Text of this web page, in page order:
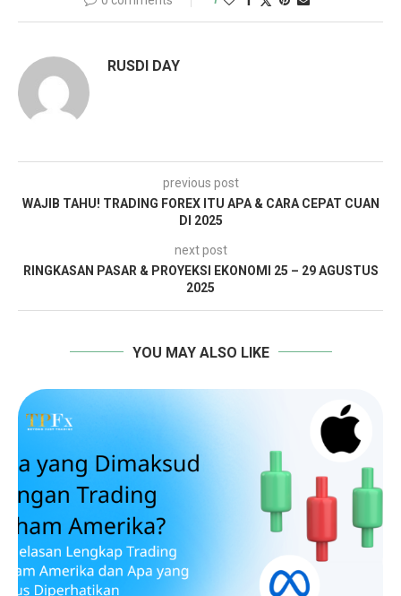
RUSDI DAY
previous post
WAJIB TAHU! TRADING FOREX ITU APA & CARA CEPAT CUAN
DI 2025
next post
RINGKASAN PASAR & PROYEKSI EKONOMI 25 – 29 AGUSTUS
2025
YOU MAY ALSO LIKE